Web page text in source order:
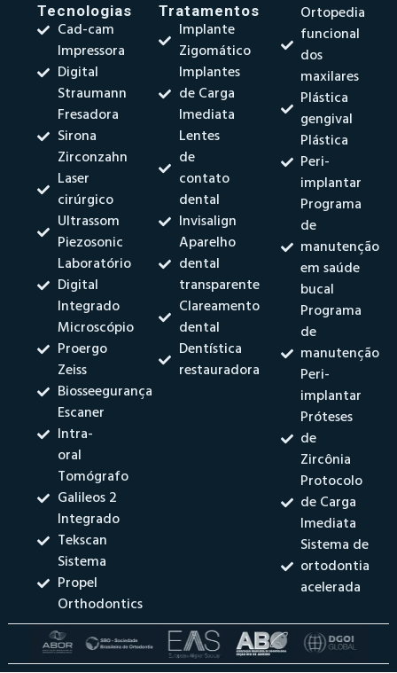
Tecnologias
Cad-cam
Impressora
Digital
Straumann
Fresadora
Sirona
Zirconzahn
Laser
cirúrgico
Ultrassom
Piezosonic
Laboratório
Digital
Integrado
Microscópio
Proergo
Zeiss
Biosseegurança
Escaner
Intra-
oral
Tomógrafo
Galileos 2
Integrado
Tekscan
Sistema
Propel
Orthodontics
Tratamentos
Implante
Zigomático
Implantes
de Carga
Imediata
Lentes
de
contato
dental
Invisalign
Aparelho
dental
transparente
Clareamento
dental
Dentística
restauradora
Ortopedia
funcional
dos
maxilares
Plástica
gengival
Plástica
Peri-
implantar
Programa
de
manutenção
em saúde
bucal
Programa
de
manutenção
Peri-
implantar
Próteses
de
Zircônia
Protocolo
de Carga
Imediata
Sistema de
ortodontia
acelerada